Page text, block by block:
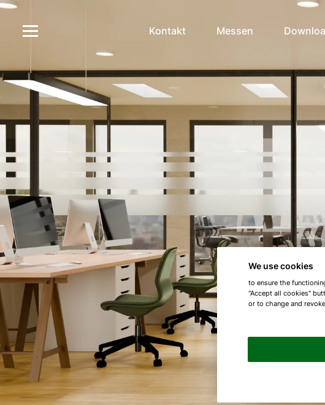
Kontakt Messen
We use cookies
to ensure the
"Accept all cookies"
or to change and